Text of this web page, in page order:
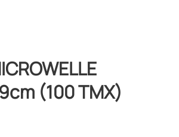
(100 ΤΜΧ)